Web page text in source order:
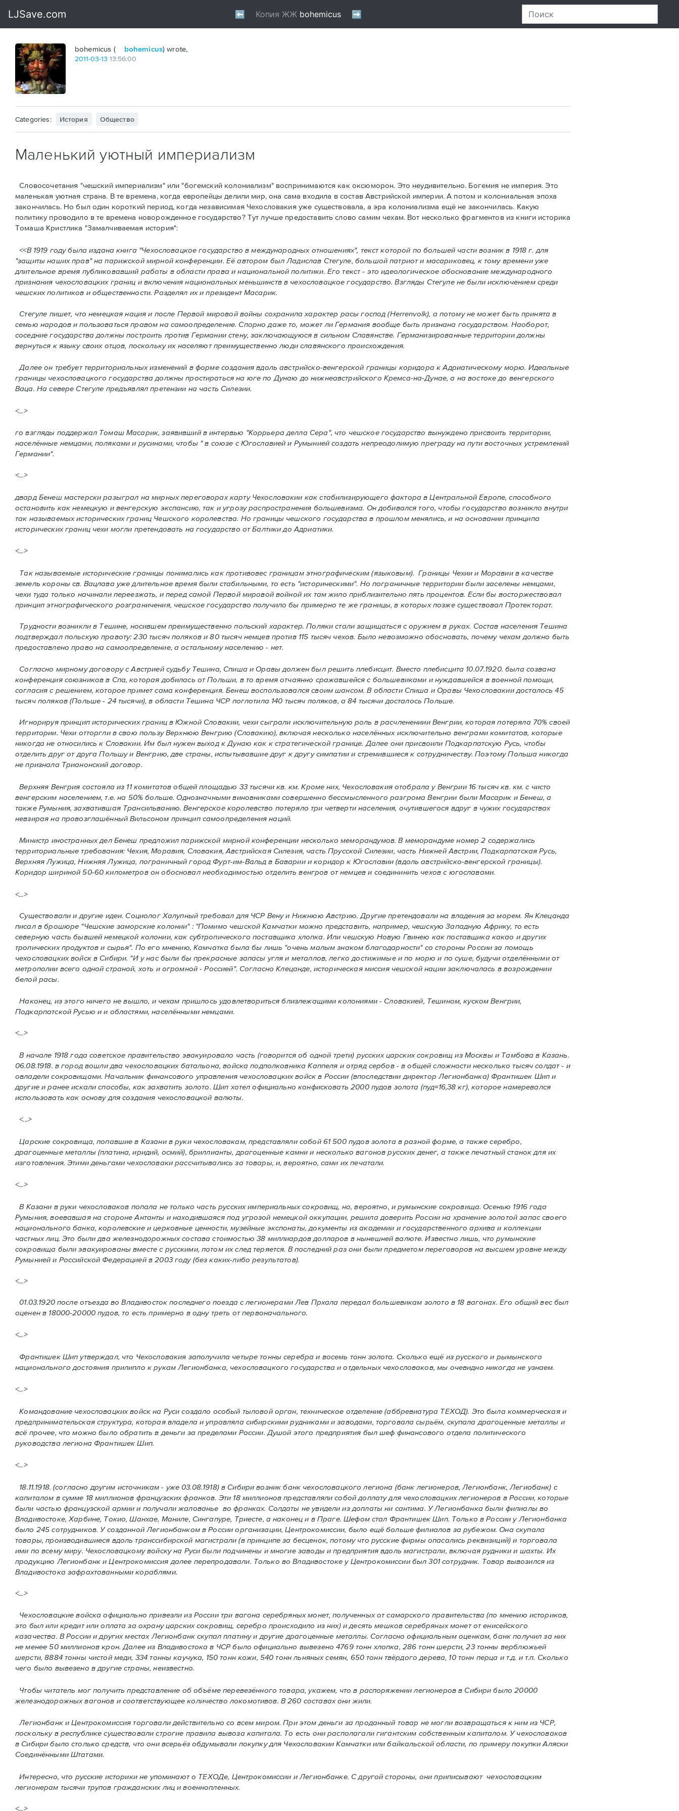
bohemicus ( bohemicus) wrote,
2011-03-13 13:56:00
Categories: История Общество
Маленький уютный империализм
Словоcoчетания "чешский империализм" или "богемский колониализм" воспринимаются как оксюморон. Это неудивительно. Богемия не империя. Это
маленькая уютная страна. В те времена, когда европейцы делили мир, она сама входила в состав Австрийской империи. А потом и колониальная эпоха
закончилась. Но был один короткий период, когда независимая Чехословакия уже существовала, а эра колониализма ещё не закончилась. Какую
политику проводило в те времена новорожденное государство? Тут лучше предоставить слово самим чехам. Вот несколько фрагментов из книги историка
Томаша Кристлика "Замалчиваемая история":
<<В 1919 году была издана книга "Чехословацкое государство в международных отношениях", текст которой по большей части возник в 1918 г. для
"защиты наших прав" на парижской мирной конференции. Её автором был Ладислав Стегуле, большой патриот и масариковец, к тому времени уже
длительное время публиковавший работы в области права и национальной политики. Его текст - это идеологическое обоснование международного
признания чехословацких границ и включения национальных меньшинств в чехословацкое государство. Взгляды Стегуле не были исключeнием среди
чешских политиков и общественности. Разделял их и президент Масарик.
Стегуле пишет, что немецкая нация и после Первой мировой войны сохранила характер расы господ (Herrenvolk), а потому не может быть принята в
семью народов и пользоваться правом на самоопределение. Спорно даже то, может ли Германия вообще быть признана государством. Наоборот,
соседние государства должны построить против Германии стену, заключающуюся в сильном Славянстве. Германизированные территории должны
вернуться к языку своих отцов, поскольку их населяют преимущественно люди славянского происхождения.
Далее он требует территориальных изменений в форме создания вдоль австрийско-венгерской границы коридора к Адриатическому морю. Идеальные
границы чехословацкого государства должны простираться на юге по Дунaю до нижнеавстрийского Кремса-на-Дунае, а на востоке до венгерского
Ваца. На севере Стегуле предъявлял претензии на часть Силезии.
<...>
го взгляды поддержал Томаш Масарик, заявивший в интервью "Коррьера делла Сера", что чешское государство вынуждено присвоить территории,
населённые немцами, поляками и русинами, чтобы " в союзе с Югославией и Румынией создать непреодолимую преграду на пути восточных устремлений
Германии".
<...>
двард Бенеш мастерски разыграл на мирных переговорах карту Чехословакии как стабилизирующего фактора в Центральной Европе, способного
остановить как немецкую и венгерскую экспансию, так и угрозу распространения большевизма. Он добивался того, чтобы государство возникло внутри
так называемых исторических границ Чешского королевства. Но границы чешского государства в прошлом менялись, и на основании принципа
исторических границ чехи могли претендовать на государство от Балтики до Адриатики.
<...>
Так называемые исторические границы понимались как противовес границам этнографическим (языковым). Границы Чехии и Моравии в качестве
земель короны св. Вацлава уже длительное время были стабильными, то есть "историческими". Но пограничные территории были заселены немцами,
чехи туда только начинали переезжать, и перед самой Первой мировой войной их там жило приблизительно пять процентов. Если бы восторжeствовал
принцип этнографического розграничения, чешское государство получило бы примерно те же границы, в которых позже существовал Протекторат.
Трудности возникли в Тешине, носившем преимущественно польский характер. Поляки стали защищаться с оружием в руках. Состав населения Тешина
подтверждал польскую правоту: 230 тысяч поляков и 80 тысяч немцев против 115 тысяч чехов. Было невозможно обосновать, почему чехам должно быть
предоставлено право на самоопределение, а остальному населению - нет.
Согласно мирному договору с Австрией судьбу Тешина, Спиша и Оравы должен был решить плебисцит. Вместо плебисцита 10.07.1920. была созвана
конференция союзников в Спа, которая добилась от Польши, в то время отчаянно сражавшейся с большевиками и нуждавшейся в военной помощи,
согласия с решением, которое примет сама конференция. Бенеш воспользовался своим шансом. В области Спиша и Оравы Чехословакии досталось 45
тысяч поляков (Польше - 24 тысячи), в области Тешина ЧСР поглотила 140 тысяч поляков, а 84 тысячи досталось Польше.
Игнорируя принцип исторических границ в Южной Словакии, чехи сыграли исключительную роль в расчленениии Венгрии, которая потеряла 70% своей
территории. Чехи отторгли в свою пользу Верхнюю Венгрию (Словакию), включая несколько населённых исключительно венграми комитатов, которые
никогда не относились к Словакии. Им был нужен выход к Дунаю как к стратегической границе. Далее они присвоили Подкарпатскую Русь, чтобы
отделить друг от друга Польшу и Венгрию, две страны, испытывавшие друг к другу симпатии и стремившиеся к сотрудничеству. Поэтому Польша никогда
не признала Трианонский договор.
Верхняя Венгрия состояла из 11 комитатов общей площадью 33 тысячи кв. км. Кроме них, Чехословакия отобрала у Венгрии 16 тысяч кв. км. с чисто
венгерским населением, т.е. на 50% больше. Однозначными виновниками совершенно бессмысленного разгрома Венгрии были Масарик и Бенеш, а
также Румыния, захватившая Трансильванию. Венгерское королевство потеряло три четверти населения, очутившегося вдруг в чужих государствах
невзирая на провозглашённый Вильсоном принцип самоопределения наций.
Министр иностранных дел Бенеш предложил парижской мирной конференции несколько меморандумов. В меморандуме номер 2 содержались
территориальные требования: Чехия, Моравия, Словакия, Австрийская Силезия, часть Прусской Силезии, часть Нижней Австрии, Подкарпатская Русь,
Верхняя Лужица, Нижняя Лужица, пограничный город Фурт-им-Вальд в Баварии и коридор к Югославии (вдоль австрийско-венгерской границы).
Коридoр шириной 50-60 километров он обосновал необходимостью отделить венгров от немцев и соедининить чехов с югославами.
<...>
Существовали и другие идеи. Социолог Халупный требовал для ЧСР Вену и Нижнюю Австрию. Другие претендовали на владения за морем. Ян Клецанда
писал в брошюре "Чешские заморские колонии" : "Помимо чешской Камчатки можно представить, например, чешскую Западную Африку, то есть
северную часть бывшей немецкой колонии, как субтропического поставщика хлопка. Или чешскую Новую Гвинею как поставщика какао и других
тропических продуктов и сырья". По его мнению, Камчатка была бы лишь "очень малым знаком благодарности" со стороны России за помощь
чехословацких войск в Сибири. "И у нас были бы прекрасные запасы угля и металлов, легко достижимые и по морю и по суше, будучи отделёнными от
метрополии всего одной страной, хоть и огромной - Россией". Согласно Клецанде, историческая миссия чешской нации заключалась в возрождении
белой расы.
Наконец, из этого ничего не вышло, и чехам пришлось удовлетвориться близлежащими колониями - Словакией, Тешином, куском Венгрии,
Подкарпатской Русью и и областями, населёнными немцами.
<...>
В начале 1918 года советское правительство эвакуировало часть (говорится об одной трети) русских царских сокровищ из Москвы и Тамбова в Казань.
06.08.1918. в город вошли два чехословацких батальона, войска подполковника Каппеля и отряд сербов - в общей сложности несколько тысяч солдат - и
овладели сокровищами. Начальник финансового управления чехословацких войск в России (впоследствии директор Легионбанка) Франтишек Шип и
другие и ранее искали способы, как захватить золото. Шип хотел официально конфисковать 2000 пудов золота (пуд=16,38 кг), которое намеревался
использовать как основу для создания чехословацкой валюты.
<...>
Царские сокровища, попавшие в Казани в руки чехословакам, представляли собой 61 500 пудов золота в разной форме, а также серебро,
драгоценные металлы (платина, иридий, осмий), бриллианты, драгоценные камни и несколько вагонов русcких денег, а также печaтный станок для их
изготовления. Этими деньгами чехословаки рассчитывались за товары, и, вероятно, сами их печатали.
<...>
В Казани в руки чехословаков попала не только часть русских империальных сокровищ, но, вероятно, и румынские сокровища. Осенью 1916 года
Румыния, воевавшая на стороне Антанты и находившаяся под угрозой немецкой оккупации, решила доверить России на хранение золотой запас своего
национального банка, королевские и церковные ценности, музейные экспонаты, документы из академии и государственного архива и коллекции
частных лиц. Это были два железнодорожных состава стоимостью 38 миллиардов долларов в нынешней валюте. Известно лишь, что румынские
сокровища были эвакуированы вместе с русскими, потом их след теряется. В последний раз они были предметом переговоров на высшем уровне между
Румынией и Российской Федерацией в 2003 году (без каких-либо результатов).
<...>
01.03.1920 после отъезда во Владивосток последнего поезда с легионерами Лев Прхала передал большевикам золото в 18 вагонах. Его общий вес был
оценен в 18000-20000 пудов, то есть примерно в одну треть от первоначального.
<...>
Франтишек Шип утверждал, что Чеxословакия заполучила четыре тонны серебра и восемь тонн золота. Сколько ещё из русского и рымынского
национального достояния прилипло к рукам Легионбанкa, чехословацкого государствa и отдельныx чехословакoв, мы очевидно никогда не узнаем.
<...>
Командование чехословацких войск на Руси создало осoбый тыловой орган, техническое отделение (аббревиатура ТЕХОД). Это была коммерческая и
предпринимательская структура, которая владела и управляла сибирскими рудниками и заводами, торговала сырьём, скупала драгоценные металлы и
всё прочее, что можно было обратить в деньги за пределами России. Душой этого предприятия был шеф финансового отдела политического
руководства легиона Франтишек Шип.
<...>
18.11.1918. (согласно другим источникам - уже 03.08.1918) в Сибири возник банк чехословацкого легиона (банк легионеров, Легионбанк, Легиобанк) с
капиталом в сумме 18 миллионов французских франков. Эти 18 миллионов представляли собой доплату для чехословацких легионеров в России, которые
были частью французской армии и получали жалованье во франках. Солдаты не увидели из доплаты ни сантима. У Легионбанкa были филиалы во
Владивостоке, Харбине, Токио, Шaнхае, Маниле, Сингапуре, Триесте, а наконец и в Праге. Шефом стал Франтишек Шип. Только в России у Легионбанка
было 245 сотрудников. У созданной Легионбанком в России организации, Центрокомиссии, было ещё больше филиалов за рубежом. Она скупала
товары, производившиеся вдоль транссибирской магистрали (в принципе за бесценок, потому что русские фирмы опасались реквизиций) и торговала
ими по всему миру. Чехословацкому войску на Руси были подчинены и многие заводы и предприятия вдоль магистрали, включая рудники и шахты. Их
продукцию Легионбaнк и Центрокомиссия далее перепродавали. Только во Владивостоке у Центрокомиссии был 301 сотрудник. Товар вывозился из
Владивостока зафрахтованными кораблями.
<...>
Чехословацкие войска официально привезли из России три вагона серебряных монет, полученных от самарского правительства (по мнению историков,
это был или кредит или оплата за охрану царских сокровищ, серебро происходило из них) и десять мешков серебряных монет от енисейского
казачества. В России и других местах Легионбанк скупал платину и другие драгоценные металлы. Согласно официальным оценкам, банк получил за них
не менее 50 миллионов крон. Далее из Владивостока в ЧСР было официально вывезено 4769 тонн хлопка, 286 тонн шерсти, 23 тонны верблюжьей
шерсти, 8884 тонны чистой меди, 334 тонны каучука, 150 тонн кожи, 540 тонн льняных семян, 650 тонн твёрдого дерева, 10 тонн перца и т.д. и т.п. Сколько
чего было вывезено в другие страны, неизвестно.
Чтобы читатель мог получить представление об объёме перевезённого товара, укажем, что в распоряжении легионеров в Сибири было 20000
железнодорожных вагонов и соответствующее количество локомотивов. В 260 составах они жили.
Легионбанк и Центрокомиссия торговали действительно со всем миром. При этом деньги за проданный товар не могли возвращаться к ним из ЧСР,
поскольку в республике существовали строгие правила вывоза капиталa. То есть они располагали гигантским собственным капиталом. У чехословаков
в Сибири было столько средств, что они всерьёз обдумывали покупку для Чехословакии Камчатки или байкальской области, по примеру покупки Аляски
Соединёнными Штатами.
Интересно, что русские историки не упоминают о ТЕХОДе, Центрокомиссии и Легионбанке. С другой стороны, они приписывают чехословацким
легионерам тысячи трупов гражданских лиц и военнопленных.
<...>